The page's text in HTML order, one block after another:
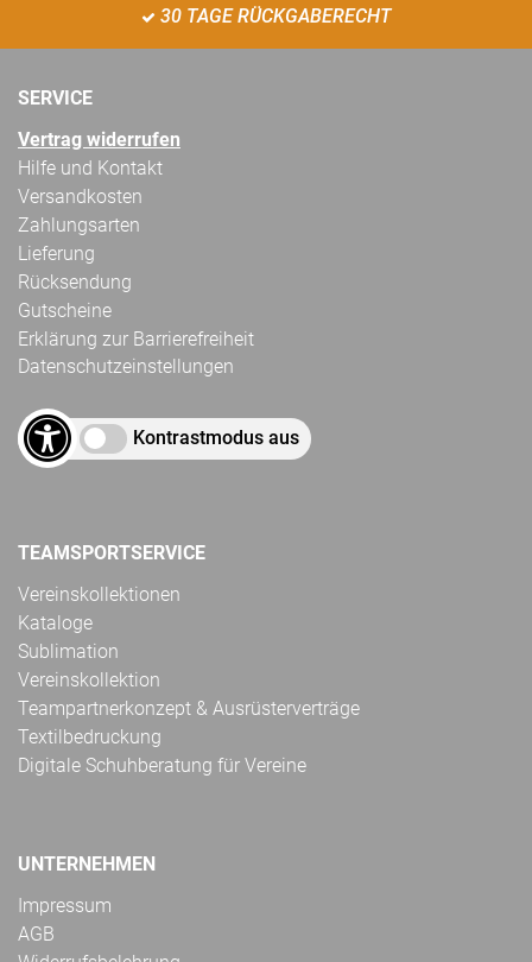
30 TAGE RÜCKGABERECHT
SERVICE
Vertrag widerrufen
Hilfe und Kontakt
Versandkosten
Zahlungsarten
Lieferung
Rücksendung
Gutscheine
Erklärung zur Barrierefreiheit
Datenschutzeinstellungen
Kontrastmodus aus
TEAMSPORTSERVICE
Vereinskollektionen
Kataloge
Sublimation
Vereinskollektion
Teampartnerkonzept & Ausrüsterverträge
Textilbedruckung
Digitale Schuhberatung für Vereine
UNTERNEHMEN
Impressum
AGB